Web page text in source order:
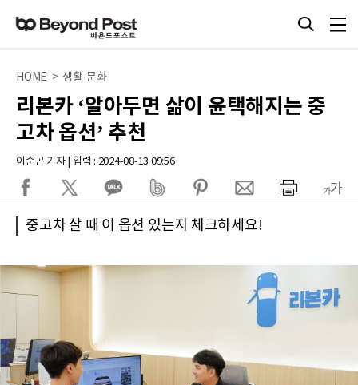
HOME > 생활·문화
리본카 ‘알아두면 삶이 윤택해지는 중
고차 옵션’ 추천
이순곤 기자 | 입력 : 2024-08-13 09:56
중고차 살 때 이 옵션 있는지 체크하세요!